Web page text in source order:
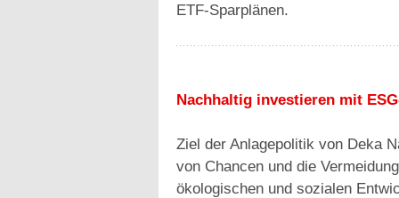
ETF-Sparplänen.
Nachhaltig investieren mit
Ziel der Anlagepolitik von Deka
von Chancen und die
ökologischen und sozialen